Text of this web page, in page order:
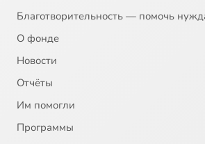
Благотворительность — помочь
О фонде
Новости
Отчёты
Им помогли
Программы